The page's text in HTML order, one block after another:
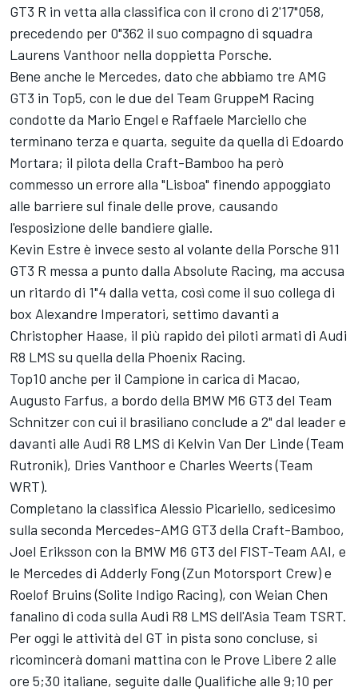
GT3 R in vetta alla classifica con il crono di 2'17"058,
precedendo per 0"362 il suo compagno di squadra
Laurens Vanthoor nella doppietta Porsche.
Bene anche le Mercedes, dato che abbiamo tre AMG
GT3 in Top5, con le due del Team GruppeM Racing
condotte da Mario Engel e Raffaele Marciello che
terminano terza e quarta, seguite da quella di Edoardo
Mortara; il pilota della Craft-Bamboo ha però
commesso un errore alla "Lisboa" finendo appoggiato
alle barriere sul finale delle prove, causando
l'esposizione delle bandiere gialle.
Kevin Estre è invece sesto al volante della Porsche 911
GT3 R messa a punto dalla Absolute Racing, ma accusa
un ritardo di 1"4 dalla vetta, così come il suo collega di
box Alexandre Imperatori, settimo davanti a
Christopher Haase, il più rapido dei piloti armati di Audi
R8 LMS su quella della Phoenix Racing.
Top10 anche per il Campione in carica di Macao,
Augusto Farfus, a bordo della BMW M6 GT3 del Team
Schnitzer con cui il brasiliano conclude a 2" dal leader e
davanti alle Audi R8 LMS di Kelvin Van Der Linde (Team
Rutronik), Dries Vanthoor e Charles Weerts (Team
WRT).
Completano la classifica Alessio Picariello, sedicesimo
sulla seconda Mercedes-AMG GT3 della Craft-Bamboo,
Joel Eriksson con la BMW M6 GT3 del FIST-Team AAI, e
le Mercedes di Adderly Fong (Zun Motorsport Crew) e
Roelof Bruins (Solite Indigo Racing), con Weian Chen
fanalino di coda sulla Audi R8 LMS dell'Asia Team TSRT.
Per oggi le attività del GT in pista sono concluse, si
ricomincerà domani mattina con le Prove Libere 2 alle
ore 5;30 italiane, seguite dalle Qualifiche alle 9;10 per